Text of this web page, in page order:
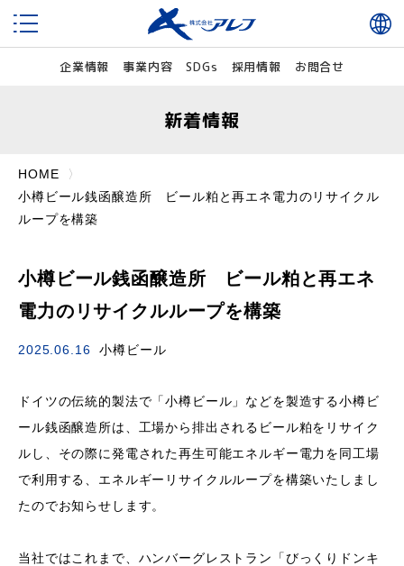
企業情報 事業内容 SDGs 採用情報 お問合せ
新着情報
HOME
小樽ビール銭函醸造所 ビール粕と再エネ電力のリサイクル
ループを構築
小樽ビール銭函醸造所 ビール粕と再エネ
電力のリサイクルループを構築
2025.06.16 小樽ビール
ドイツの伝統的製法で「小樽ビール」などを製造する小樽ビ
ール銭函醸造所は、工場から排出されるビール粕をリサイク
ルし、その際に発電された再生可能エネルギー電力を同工場
で利用する、エネルギーリサイクルループを構築いたしまし
たのでお知らせします。
当社ではこれまで、ハンバーグレストラン「びっくりドンキ